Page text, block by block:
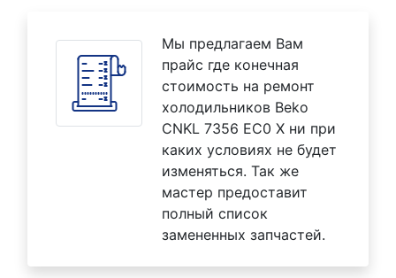
Мы предлагаем Вам
прайс где конечная
стоимость на ремонт
холодильников Beko
CNKL 7356 EC0 X ни при
каких условиях не будет
изменяться. Так же
мастер предоставит
полный список
замененных запчастей.